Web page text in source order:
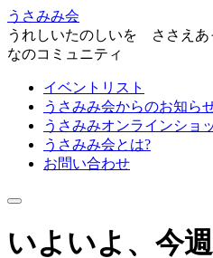
うさみみ会
うれしいたのしいを ささえ
なのコミュニティ
イベントリスト
うさみみ会からのお知ら
うさみみオンラインショ
うさみみ会とは?
お問い合わせ
ナ
ゲ
いよいよ、今